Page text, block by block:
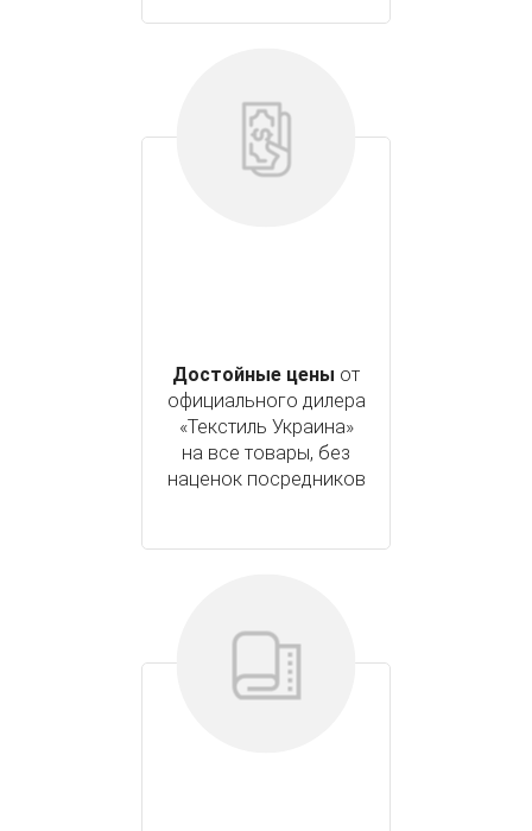
Достойные цены от
официального дилера
«Текстиль Украина»
на все товары, без
наценок посредников